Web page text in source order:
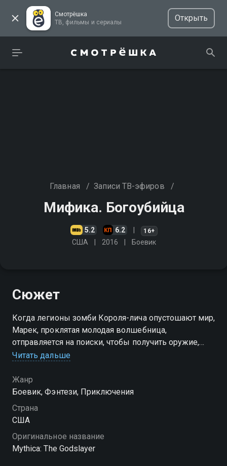
Смотрёшка
ТВ, фильмы и сериалы
Открыть
Главная / Записи ТВ-эфиров /
Мифика. Богоубийца
5.2 6.2 16+
США 2016 Боевик
Сюжет
Когда легионы зомби Короля-лича опустошают мир,
Марек, проклятая молодая волшебница,
отправляется на поиски, чтобы получить оружие,
созданное Богами, со своим другом Дагеном,
Читать дальше
Жанр
Боевик, Фэнтези, Приключения
Страна
США
Оригинальное название
Mythica: The Godslayer